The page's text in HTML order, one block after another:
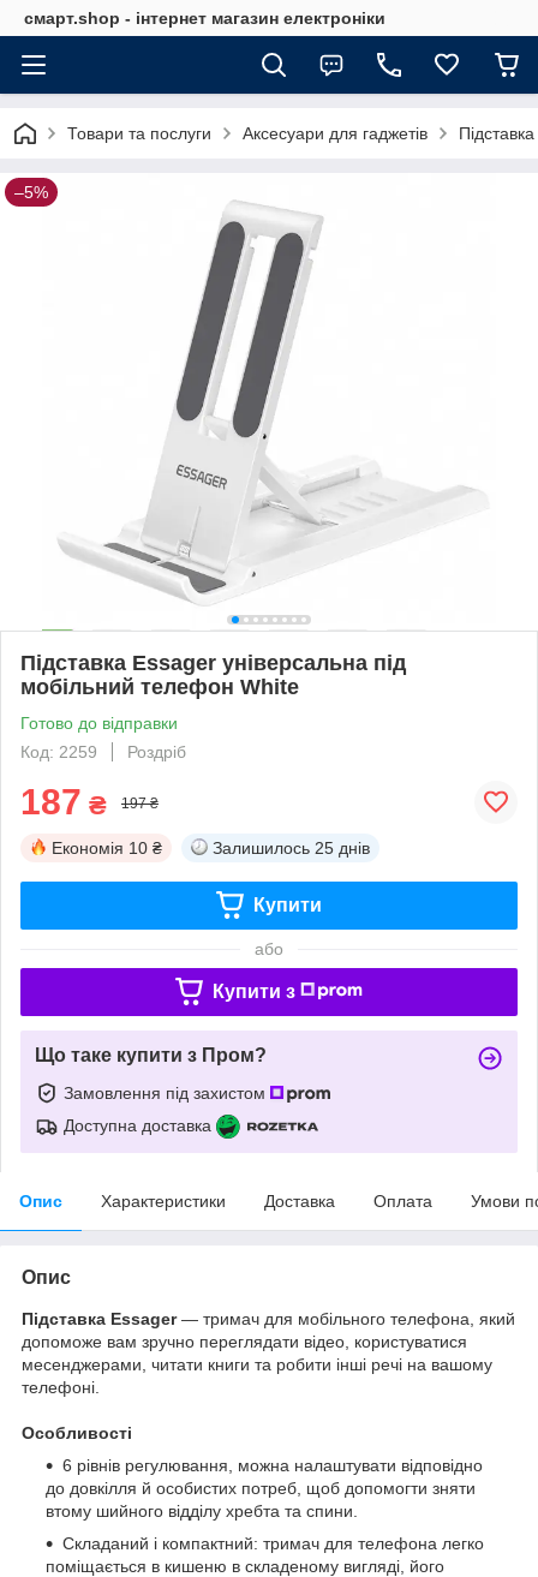
смарт.shop - інтернет магазин електроніки
Товари та послуги Аксесуари для гаджетів
–5%
Підставка Essager універсальна під
мобільний телефон White
Готово до відправки
Код: 2259
Роздріб
187 ₴ 197 ₴
Економія 10 ₴ Залишилось 25 днів
Купити
або
Купити з
Що таке купити з Пром?
Замовлення під захистом
Доступна доставка
Опис Характеристики Доставка Оплата Умови
Опис
Підставка Essager— тримач для мобільного телефона, який
допоможе вам зручно переглядати відео, користуватися
месенджерами, читати книги та робити інші речі на вашому
телефоні.
Особливості
6 рівнів регулювання, можна налаштувати відповідно
до довкілля й особистих потреб, щоб допомогти зняти
втому шийного відділу хребта та спини.
Складаний і компактний: тримач для телефона легко
поміщається в кишеню в складеному вигляді, його